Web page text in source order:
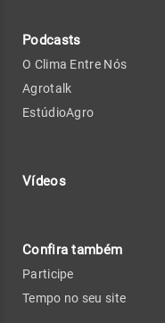
Podcasts
O Clima Entre Nós
Agrotalk
EstúdioAgro
Vídeos
Confira também
Participe
Tempo no seu site